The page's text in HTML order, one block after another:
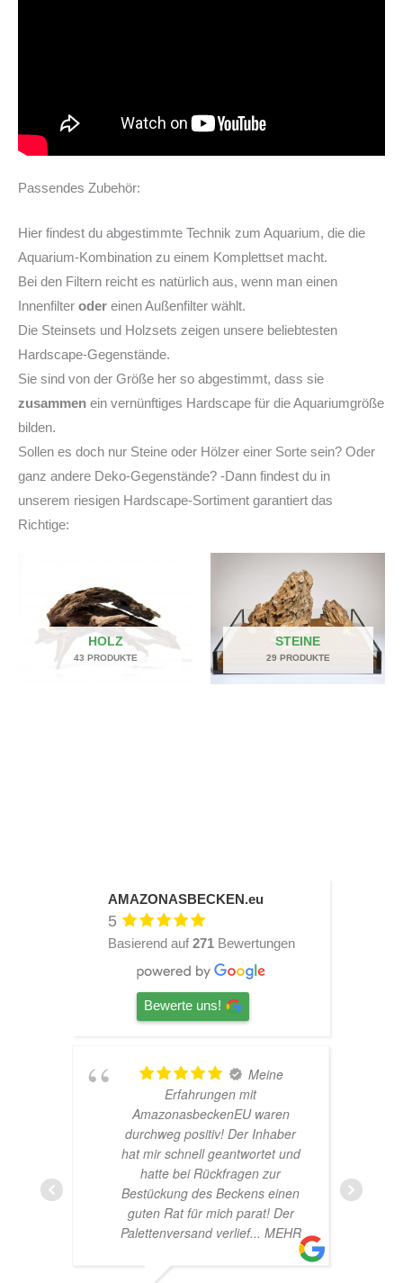
Passendes Zubehör:
Hier findest du abgestimmte Technik zum Aquarium, die die
Aquarium-Kombination zu einem Komplettset macht.
Bei den Filtern reicht es natürlich aus, wenn man einen
Innenfilter oder einen Außenfilter wählt.
Die Steinsets und Holzsets zeigen unsere beliebtesten
Hardscape-Gegenstände.
Sie sind von der Größe her so abgestimmt, dass sie
zusammen ein vernünftiges Hardscape für die Aquariumgröße
bilden.
Sollen es doch nur Steine oder Hölzer einer Sorte sein? Oder
ganz andere Deko-Gegenstände? -Dann findest du in
unserem riesigen Hardscape-Sortiment garantiert das
Richtige:
HOLZ
43 PRODUKTE
STEINE
29 PRODUKTE
AMAZONASBECKEN.eu
5
Basierend auf 271 Bewertungen
Bewerte uns!
Meine
positiv! Der Inhaber
geantwortet und
des Beckens einen
... MEHR
Hardscape im Laden und
nette Beratung! Ich bin
Glücklich mit meinem
Beståbecken